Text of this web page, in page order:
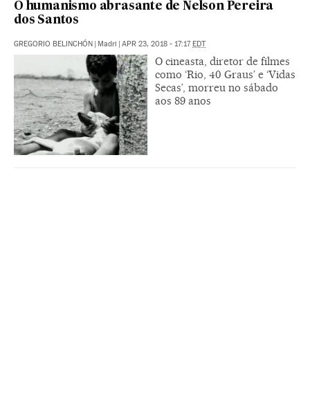
O humanismo abrasante de Nelson Pereira
dos Santos
GREGORIO BELINCHÓN | Madri | APR 23, 2018 - 17:17EDT
O cineasta, diretor de filmes
como ‘Rio, 40 Graus’ e ‘Vidas
Secas’, morreu no sábado
aos 89 anos